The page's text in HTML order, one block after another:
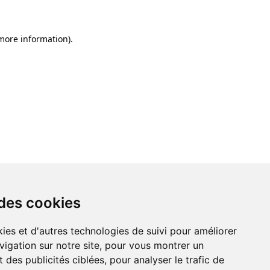
cookies
et d'autres technologies de suivi pour améliorer
sur notre site, pour vous montrer un
des publicités ciblées, pour analyser le trafic de
information).